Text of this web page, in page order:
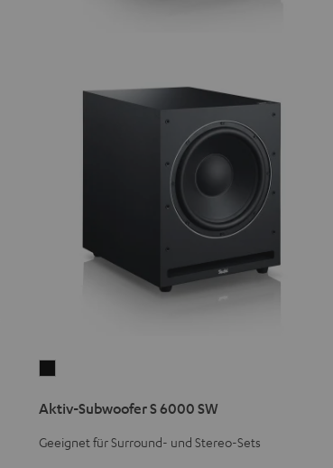
S
6000
Aktiv-Subwoofer S 6000 SW
Geeignet für Surround- und Stereo-Sets